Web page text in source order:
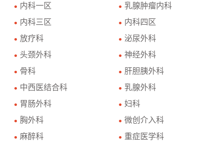
● 内科一区 ● 乳腺肿瘤内科
● 内科三区 ● 内科四区
● 放疗科 ● 泌尿外科
● 头颈外科 ● 神经外科
● 骨科 ● 肝胆胰外科
● 中西医结合科 ● 乳腺外科
● 胃肠外科 ● 妇科
● 胸外科 ● 微创介入科
● 麻醉科 ● 重症医学科